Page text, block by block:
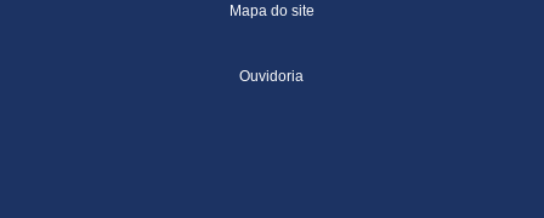
Mapa do site
Ouvidoria